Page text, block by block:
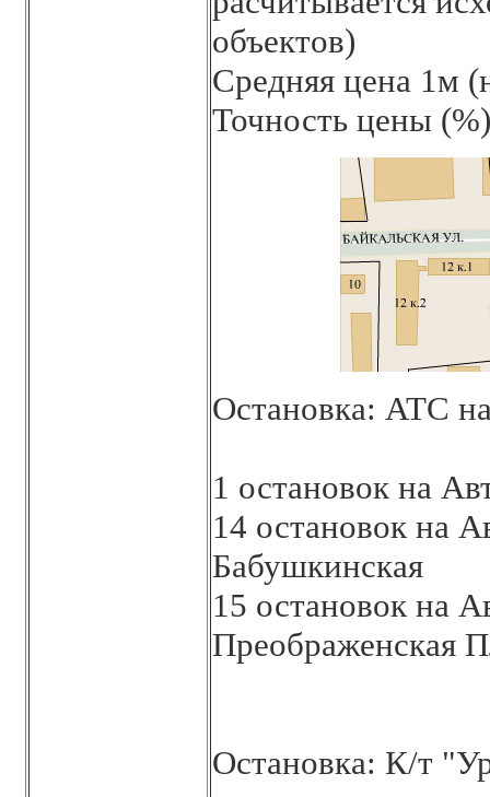
объектов)
Средняя цена 1м
Точность цены
Остановка: АТС
1 остановок на
14 остановок на
Бабушкинская
15 остановок на
Преображенская
Остановка: К/т